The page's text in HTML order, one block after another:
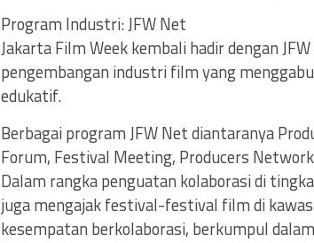
Program Industri: JFW Net
Jakarta Film Week kembali hadir dengan
pengembangan industri film yang
edukatif.
Berbagai program JFW Net diantaranya
Forum, Festival Meeting, Producers
Dalam rangka penguatan kolaborasi di
juga mengajak festival-festival film di
kesempatan berkolaborasi, berkumpul